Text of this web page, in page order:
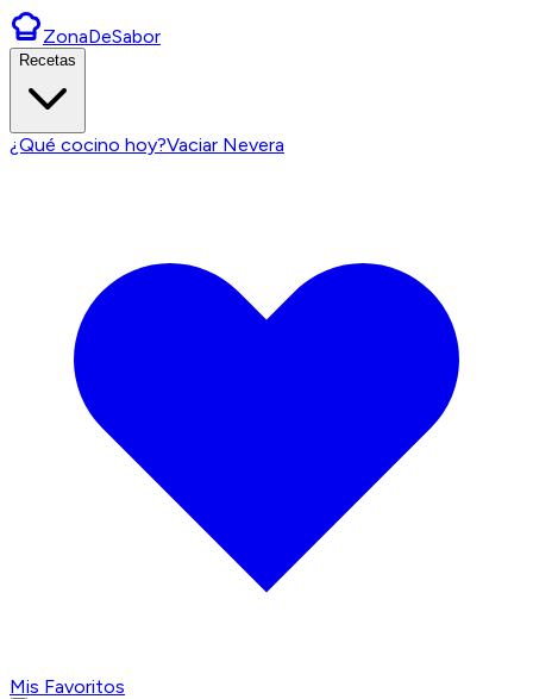
ZonaDeSabor
Recetas
¿Qué cocino hoy?Vaciar Nevera
Mis Favoritos